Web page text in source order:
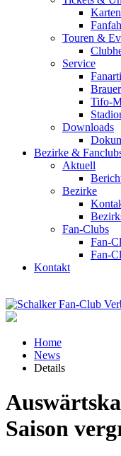
Touren &
Service
Tifo-
Downloads
Bezirke &
Aktuell
Bezirke
Fan-Clubs
Fan-
Fan-
Kontakt
Home
News
Details
Saison